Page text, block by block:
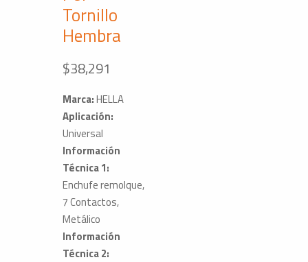
Tornillo
Hembra
$38,291
Marca:HELLA
Aplicación:
Universal
Información
Técnica 1:
Enchufe remolque,
7 Contactos,
Metálico
Información
Técnica 2: